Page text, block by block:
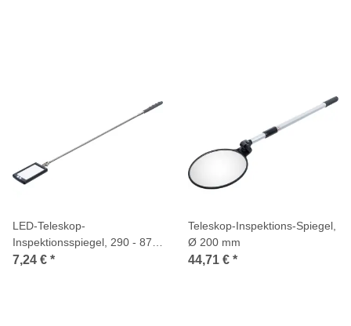
LED-Teleskop-
Inspektionsspiegel, 290 - 876
mm
7,24 € *
Teleskop-Inspektions-Spiegel,
Ø 200 mm
44,71 € *